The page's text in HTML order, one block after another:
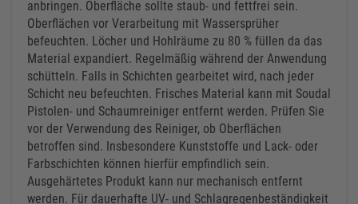
anbringen. Oberfläche sollte staub- und fettfrei sein.
Oberflächen vor Verarbeitung mit Wassersprüher
befeuchten. Löcher und Hohlräume zu 80 % füllen da das
Material expandiert. Regelmäßig während der Anwendung
schütteln. Falls in Schichten gearbeitet wird, nach jeder
Schicht neu befeuchten. Frisches Material kann mit Soudal
Pistolen- und Schaumreiniger entfernt werden. Prüfen Sie
vor der Verwendung des Reiniger, ob Oberflächen
betroffen sind. Insbesondere Kunststoffe und Lack- oder
Farbschichten können hierfür empfindlich sein.
Ausgehärtetes Produkt kann nur mechanisch entfernt
werden. Für dauerhafte UV- und Schlagregenbeständigkeit